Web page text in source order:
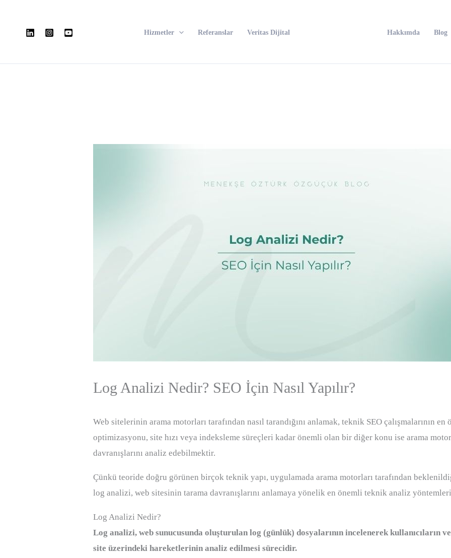
Hizmetler Referanslar Veritas Dijital Hakkımda Blog
Log Analizi Nedir? SEO İçin Nasıl Yapılır?
Web sitelerinin arama motorları tarafından nasıl tarandığını anlamak, teknik SEO çalışmalarının
optimizasyonu, site hızı veya indeksleme süreçleri kadar önemli olan bir diğer konu ise arama
davranışlarını analiz edebilmektir.
Çünkü teoride doğru görünen birçok teknik yapı, uygulamada arama motorları tarafından
log analizi, web sitesinin tarama davranışlarını anlamaya yönelik en önemli teknik analiz
Log Analizi Nedir?
Log analizi, web sunucusunda oluşturulan log (günlük) dosyalarının incelenerek kullanıcıların
site üzerindeki hareketlerinin analiz edilmesi sürecidir.